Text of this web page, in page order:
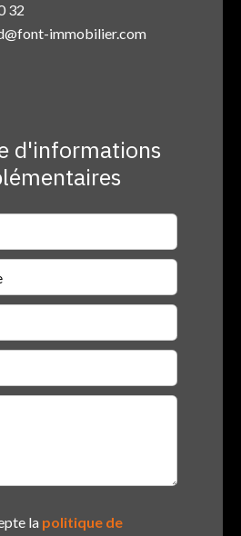
32
immobilier.com
d'informations
la politique de